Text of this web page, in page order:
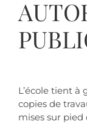
L’école tient à
copies de
mises sur pied